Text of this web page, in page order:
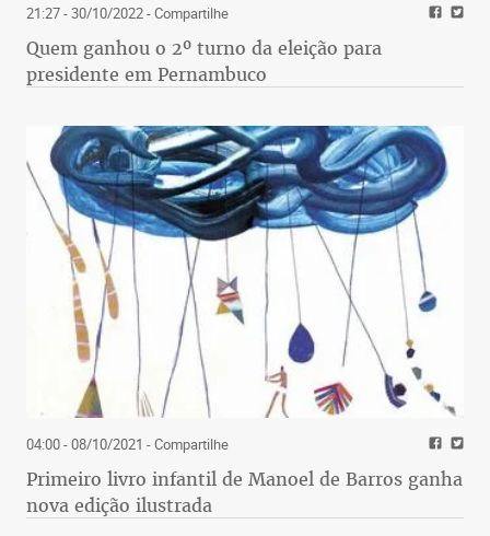
21:27 - 30/10/2022- Compartilhe
Quem ganhou o 2º turno da eleição para
presidente em Pernambuco
04:00 - 08/10/2021 - Compartilhe
Primeiro livro infantil de Manoel de Barros ganha
nova edição ilustrada